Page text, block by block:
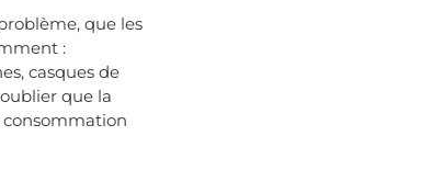
que les
:
casques de
que la
consommation